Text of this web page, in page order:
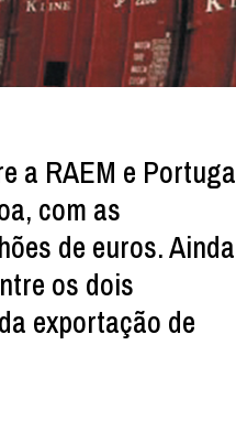
a RAEM e
com as
de euros. Ainda
os dois
exportação de